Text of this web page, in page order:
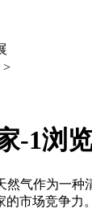
>
-1浏
然气作为一
市场竞争力。